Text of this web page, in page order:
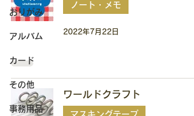
おりがみ
アルバム
カード
その他
事務用品
ノート・メモ
2022年7月22日
ワールドクラフト
マスキングテープ